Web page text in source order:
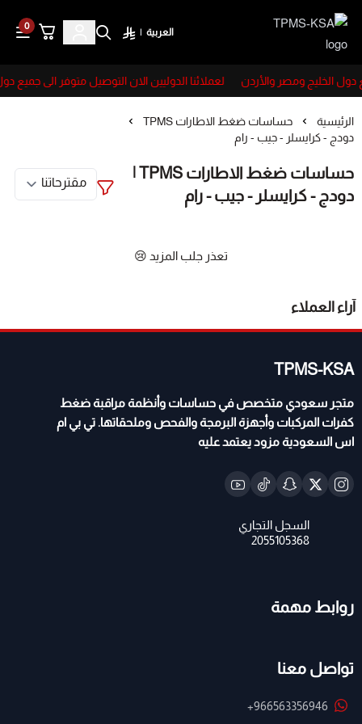
TPMS-KSA
العربية |
0
دول الخليج ومصر والأردن لعملائنا الدوليين الان التوصيل متوفر الى جميع
الرئيسية
حساسات ضغط الاطارات TPMS
دودج - كرايسلر - جيب - رام
دودج - كرايسلر - جيب - رام
تعذر جلب المزيد 😢
آراء العملاء
TPMS-KSA
متجر سعودي متخصص في حساسات وأنظمة مراقبة ضغط
كفرات المركبات وأجهزة البرمجة والفحص وملحقاتها. تي بي ام
اس السعودية مزود يعتمد عليه
روابط مهمة
تواصل معنا
+966563356946